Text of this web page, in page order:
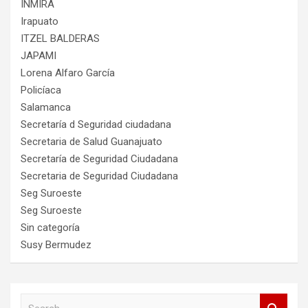
INMIRA
Irapuato
ITZEL BALDERAS
JAPAMI
Lorena Alfaro García
Policíaca
Salamanca
Secretaría d Seguridad ciudadana
Secretaria de Salud Guanajuato
Secretaría de Seguridad Ciudadana
Secretaria de Seguridad Ciudadana
Seg Suroeste
Seg Suroeste
Sin categoría
Susy Bermudez